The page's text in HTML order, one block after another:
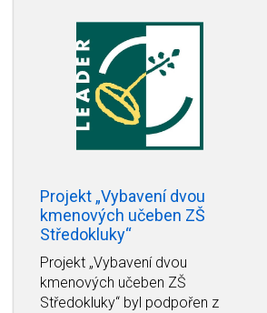
Projekt „Vybavení dvou
kmenových učeben ZŠ
Středokluky“
Projekt „Vybavení dvou
kmenových učeben ZŠ
Středokluky“ byl podpořen z